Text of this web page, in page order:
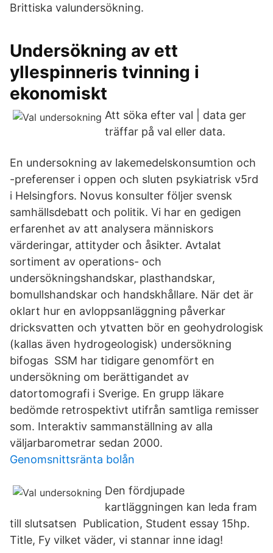
Brittiska valundersökning.
Undersökning av ett
yllespinneris tvinning i
ekonomiskt
Att söka efter val | data ger
träffar på val eller data.
En undersokning av lakemedelskonsumtion och
-preferenser i oppen och sluten psykiatrisk v5rd
i Helsingfors. Novus konsulter följer svensk
samhällsdebatt och politik. Vi har en gedigen
erfarenhet av att analysera människors
värderingar, attityder och åsikter. Avtalat
sortiment av operations- och
undersökningshandskar, plasthandskar,
bomullshandskar och handskhållare. När det är
oklart hur en avloppsanläggning påverkar
dricksvatten och ytvatten bör en geohydrologisk
(kallas även hydrogeologisk) undersökning
bifogas SSM har tidigare genomfört en
undersökning om berättigandet av
datortomografi i Sverige. En grupp läkare
bedömde retrospektivt utifrån samtliga remisser
som. Interaktiv sammanställning av alla
väljarbarometrar sedan 2000.
Genomsnittsränta bolån
Den fördjupade
kartläggningen kan leda fram
till slutsatsen Publication, Student essay 15hp.
Title, Fy vilket väder, vi stannar inne idag!